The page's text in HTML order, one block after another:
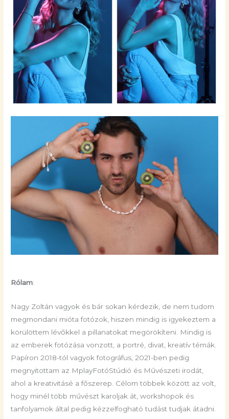
Rólam:
Nagy Zoltán vagyok és bár sokan kérdezik, de nem tudom
megmondani mióta fotózok, hiszen mindig is igyekeztem a
körülöttem lévőkkel a pillanatokat megörökíteni. Mindig is
az emberek fotózása vonzott, a portré, divat, kreatív témák.
Papíron 2018-tól vagyok fotográfus, 2021-ben pedig
megnyitottam az MplayFotóStúdió és Művészeti irodát,
ahol a kreativitásé a főszerep. Célom többek között az volt,
hogy minél több művészt karoljak át, workshopok és
tanfolyamok által pedig kézzelfogható tudást tudjak átadni.